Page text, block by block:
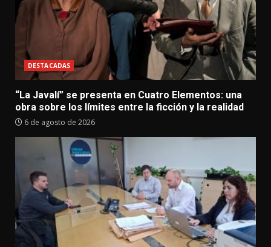
DESTACADAS
“La Javalí” se presenta en Cuatro Elementos: una
obra sobre los límites entre la ficción y la realidad
6 de agosto de 2026